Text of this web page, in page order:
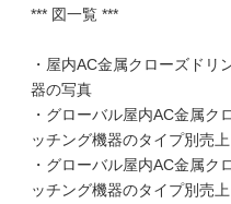
*** 図一覧 ***
・屋内AC金属クローズドリ
器の写真
・グローバル屋内AC金属ク
ッチング機器のタイプ別売上
・グローバル屋内AC金属ク
ッチング機器のタイプ別売